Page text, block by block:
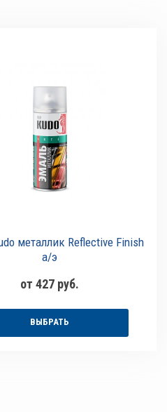
металлик Reflective Finish
а/э
от 427 руб.
ВЫБРАТЬ